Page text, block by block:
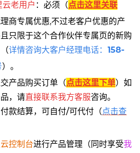
云老用户 ： 必须 （点击这里关联
商专属优惠,不过老客户优惠的产
只限于这个合作伙伴专属页的新购
（详情咨询大客户经理电话： 158-
）。
产品购买订单（点击这里下单） 如
，请直接联系我方客服咨询。
付款结算，可自付/可代付（点击查
控制台进行产品管理（同时享受我